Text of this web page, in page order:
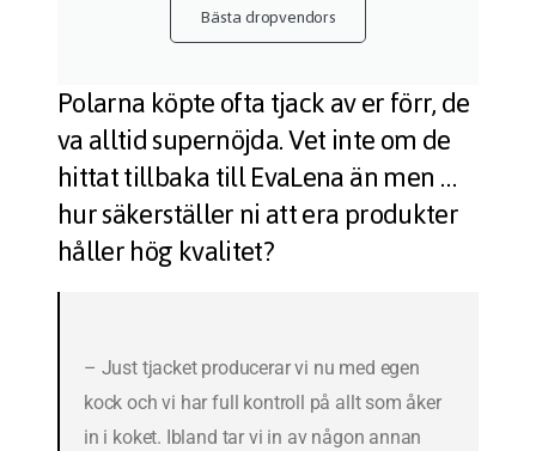
Bästa dropvendors
Polarna köpte ofta tjack av er förr, de
va alltid supernöjda. Vet inte om de
hittat tillbaka till EvaLena än men …
hur säkerställer ni att era produkter
håller hög kvalitet?
– Just tjacket producerar vi nu med egen
kock och vi har full kontroll på allt som åker
in i koket. Ibland tar vi in av någon annan